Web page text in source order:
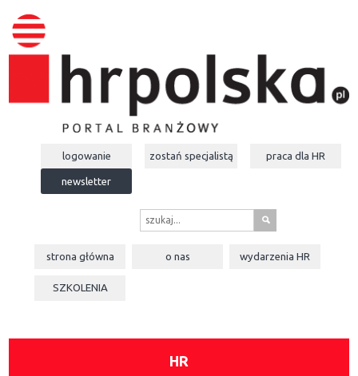
logowanie zostań specjalistą praca dla HR
newsletter
s
strona główna o nas wydarzeniaHR
SZKOLENIA
HR